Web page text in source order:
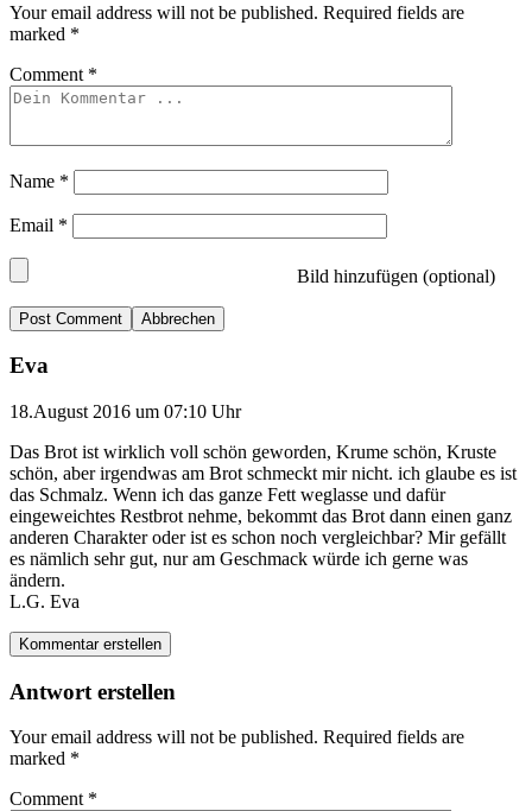
Your email address will not be published. Required fields are
marked *
Comment *
Name *
Email *
Bild hinzufügen (optional)
Abbrechen
Eva
18.August 2016 um 07:10 Uhr
Das Brot ist wirklich voll schön geworden, Krume schön, Kruste
schön, aber irgendwas am Brot schmeckt mir nicht. ich glaube es ist
das Schmalz. Wenn ich das ganze Fett weglasse und dafür
eingeweichtes Restbrot nehme, bekommt das Brot dann einen ganz
anderen Charakter oder ist es schon noch vergleichbar? Mir gefällt
es nämlich sehr gut, nur am Geschmack würde ich gerne was
ändern.
L.G. Eva
Kommentar erstellen
Antwort erstellen
Your email address will not be published. Required fields are
marked *
Comment *